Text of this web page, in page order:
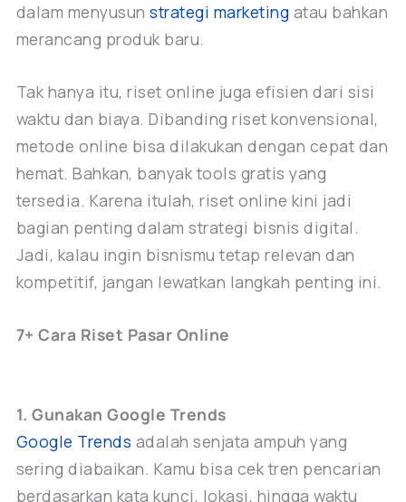
dalam menyusun strategi marketing atau bahkan
merancang produk baru.
Tak hanya itu, riset online juga efisien dari sisi
waktu dan biaya. Dibanding riset konvensional,
metode online bisa dilakukan dengan cepat dan
hemat. Bahkan, banyak tools gratis yang
tersedia. Karena itulah, riset online kini jadi
bagian penting dalam strategi bisnis digital.
Jadi, kalau ingin bisnismu tetap relevan dan
kompetitif, jangan lewatkan langkah penting ini.
7+ Cara Riset Pasar Online
1. Gunakan Google Trends
Google Trends adalah senjata ampuh yang
sering diabaikan. Kamu bisa cek tren pencarian
berdasarkan kata kunci, lokasi, hingga waktu